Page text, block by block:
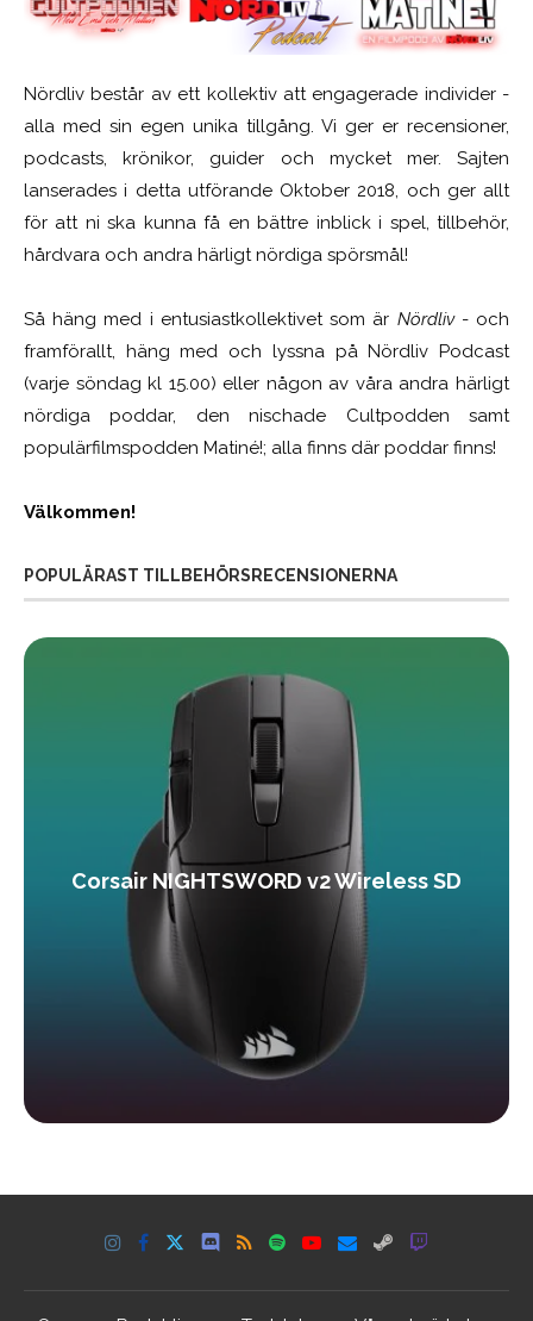
Nördliv består av ett kollektiv att engagerade individer -
alla med sin egen unika tillgång. Vi ger er recensioner,
podcasts, krönikor, guider och mycket mer. Sajten
lanserades i detta utförande Oktober 2018, och ger allt
för att ni ska kunna få en bättre inblick i spel, tillbehör,
hårdvara och andra härligt nördiga spörsmål!
Så häng med i entusiastkollektivet som är Nördliv- och
framförallt, häng med och lyssna på Nördliv Podcast
(varje söndag kl 15.00) eller någon av våra andra härligt
nördiga poddar, den nischade Cultpodden samt
populärfilmspodden Matiné!; alla finns där poddar finns!
Välkommen!
POPULÄRAST TILLBEHÖRSRECENSIONERNA
Corsair NIGHTSWORD v2 Wireless SD